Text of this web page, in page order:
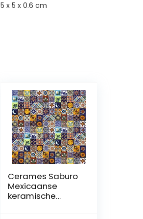
‎5 x 5 x 0.6 cm
Cerames Saburo
Mexicaanse
keramische